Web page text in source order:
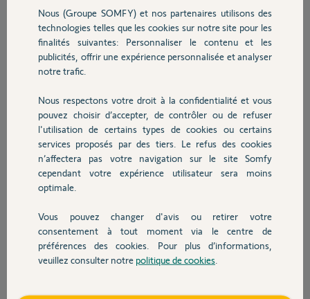
Sécurité
Domotique
Chauffage
Autres produits
Devis avec un pro
Contact
n'ai plus de moyen de contacter l'ancien propriétaire (j'ai plusieurs
autres appareils pour lesquels je vais faire le meme type de demande).
Merci,
Participer au fil de discussion
Réponses
Bonjour Michel,
Je viens de vous envoyer un mail afin d'obtenir une preuve d'achat de
votre caméra.
Bonne journée,
Maud F. il y a presque 3 ans
Nous (Groupe SOMFY) et nos partenaires utilisons des
technologies telles que les cookies sur notre site pour les
finalités suivantes: Personnaliser le contenu et les
publicités, offrir une expérience personnalisée et analyser
notre trafic.
Nous respectons votre droit à la confidentialité et vous
pouvez choisir d’accepter, de contrôler ou de refuser
l'utilisation de certains types de cookies ou certains
services proposés par des tiers. Le refus des cookies
n’affectera pas votre navigation sur le site Somfy
cependant votre expérience utilisateur sera moins
optimale.
Vous pouvez changer d'avis ou retirer votre
consentement à tout moment via le centre de
préférences des cookies. Pour plus d’informations,
veuillez consulter notre politique de cookies